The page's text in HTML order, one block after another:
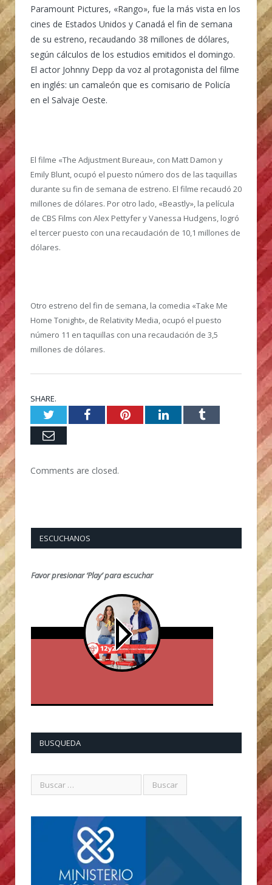
Paramount Pictures, «Rango», fue la más vista en los
cines de Estados Unidos y Canadá el fin de semana
de su estreno, recaudando 38 millones de dólares,
según cálculos de los estudios emitidos el domingo.
El actor Johnny Depp da voz al protagonista del filme
en inglés: un camaleón que es comisario de Policía
en el Salvaje Oeste.
El filme «The Adjustment Bureau», con Matt Damon y
Emily Blunt, ocupó el puesto número dos de las taquillas
durante su fin de semana de estreno. El filme recaudó 20
millones de dólares. Por otro lado, «Beastly», la película
de CBS Films con Alex Pettyfer y Vanessa Hudgens, logró
el tercer puesto con una recaudación de 10,1 millones de
dólares.
Otro estreno del fin de semana, la comedia «Take Me
Home Tonight», de Relativity Media, ocupó el puesto
número 11 en taquillas con una recaudación de 3,5
millones de dólares.
SHARE.
TwitterFacebookPinterestLinkedInTumblr
Email
Comments are closed.
ESCUCHANOS
Favor presionar ‘Play’ para escuchar
BUSQUEDA